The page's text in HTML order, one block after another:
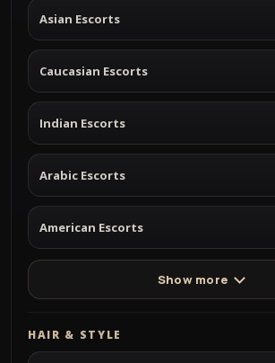
Asian Escorts
Caucasian Escorts
Indian Escorts
Arabic Escorts
American Escorts
Show more
HAIR & STYLE